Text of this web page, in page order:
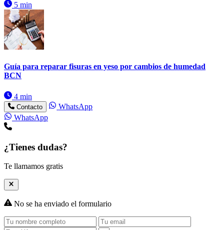
5 min
Guía para reparar fisuras en yeso por cambios de humedad
BCN
4 min
Contacto
WhatsApp
WhatsApp
¿Tienes dudas?
Te llamamos gratis
No se ha enviado el formulario